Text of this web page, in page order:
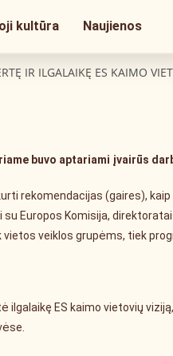
kultūra Naujienos
IR ILGALAIKĘ ES KAIMO
buvo aptariami įvairūs
rekomendacijas (gaires),
Europos Komisija,
veiklos grupėms, tiek
ilgalaikę ES kaimo vietovių